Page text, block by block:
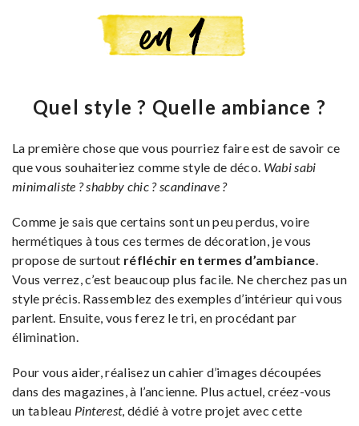
Quel style ? Quelle ambiance ?
La première chose que vous pourriez faire est de savoir ce
que vous souhaiteriez comme style de déco. Wabi sabi
minimaliste ? shabby chic ? scandinave ?
Comme je sais que certains sont un peu perdus, voire
hermétiques à tous ces termes de décoration, je vous
propose de surtout réfléchir en termes d’ambiance
Vous verrez, c’est beaucoup plus facile. Ne cherchez pas un
style précis. Rassemblez des exemples d’intérieur qui vous
parlent. Ensuite, vous ferez le tri, en procédant par
élimination.
Pour vous aider, réalisez un cahier d’images découpées
dans des magazines, à l’ancienne. Plus actuel, créez-vous
un tableau Pinterest, dédié à votre projet avec cette